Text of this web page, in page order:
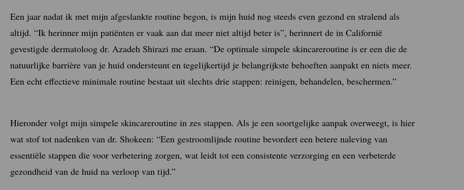
Een jaar nadat ik met mijn afgeslankte routine begon, is mijn huid nog steeds even gezond en stralend als
altijd. “Ik herinner mijn patiënten er vaak aan dat meer niet altijd beter is”, herinnert de in Californië
gevestigde dermatoloog dr. Azadeh Shirazi me eraan. “De optimale simpele skincareroutine is er een die de
natuurlijke barrière van je huid ondersteunt en tegelijkertijd je belangrijkste behoeften aanpakt en niets meer.
Een echt effectieve minimale routine bestaat uit slechts drie stappen: reinigen, behandelen, beschermen.”
Hieronder volgt mijn simpele skincareroutine in zes stappen. Als je een soortgelijke aanpak overweegt, is hier
wat stof tot nadenken van dr. Shokeen: “Een gestroomlijnde routine bevordert een betere naleving van
essentiële stappen die voor verbetering zorgen, wat leidt tot een consistente verzorging en een verbeterde
gezondheid van de huid na verloop van tijd.”